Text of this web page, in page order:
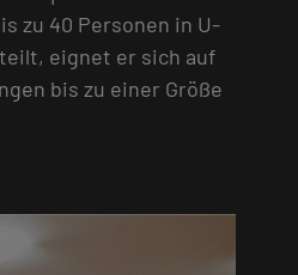
zu 40 Personen in U-
eignet er sich auf
bis zu einer Größe